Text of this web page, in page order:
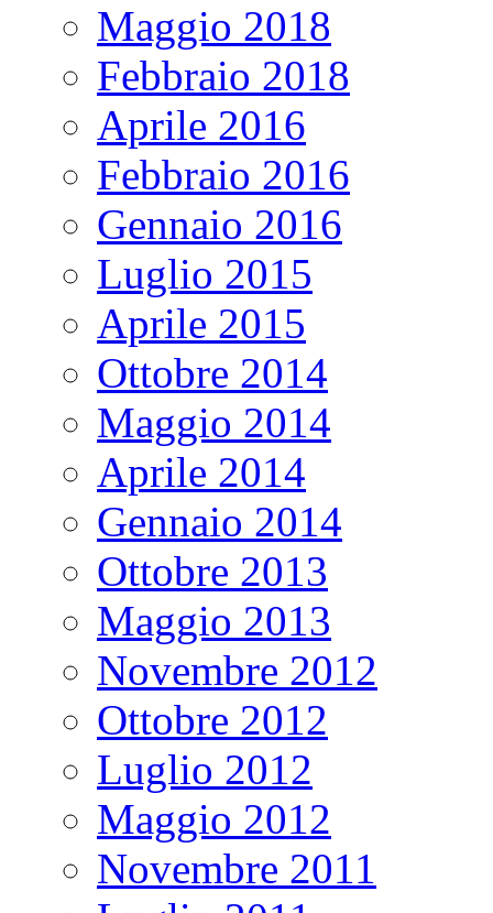
Maggio 2018
Febbraio 2018
Aprile 2016
Febbraio 2016
Gennaio 2016
Luglio 2015
Aprile 2015
Ottobre 2014
Maggio 2014
Aprile 2014
Gennaio 2014
Ottobre 2013
Maggio 2013
Novembre 2012
Ottobre 2012
Luglio 2012
Maggio 2012
Novembre 2011